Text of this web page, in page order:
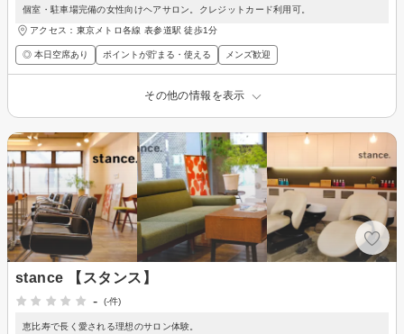
個室・駐車場完備の女性向けヘアサロン。クレジットカード利用可。
アクセス：東京メトロ各線 表参道駅 徒歩1分
◎ 本日空席あり ポイントが貯まる・使える メンズ歓迎
その他の情報を表示
stance 【スタンス】
-
(-件)
恵比寿で長く愛される理想のサロン体験。